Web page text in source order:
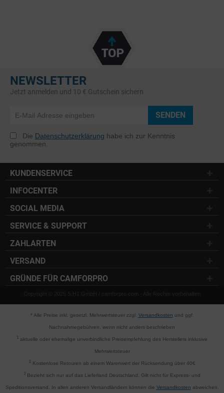
NEWSLETTER
Jetzt anmelden und 10 € Gutschein sichern
SENDEN
Die Datenschutzerklärung habe ich zur Kenntnis
genommen.
KUNDENSERVICE
INFOCENTER
SOCIAL MEDIA
SERVICE & SUPPORT
ZAHLARTEN
VERSAND
GRÜNDE FÜR CAMFORPRO
Copyright © 2025 S.H1 GmbH / camforpro.com - Alle Rechte vorbehalten
* Alle Preise inkl. gesetzl. Mehrwertsteuer zzgl. Versandkosten und ggf.
Nachnahmegebühren, wenn nicht anders beschrieben
aktuelle oder ehemalige unverbindliche Preisempfehlung des Herstellers inklusive
Mehrwertsteuer
2Kostenlose Retouren ab einem Warenwert der Rücksendung über 40€
3 Bezieht sich nur auf das Lieferland Deutschland. Gilt nicht für Express- und
Speditionsversand. In allen anderen Versandländern können die Versandkosten abweichen.